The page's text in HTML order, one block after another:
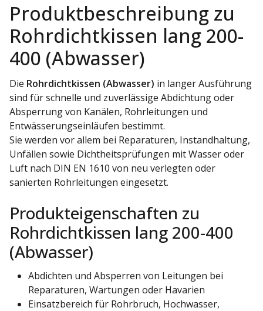
Produktbeschreibung zu
Rohrdichtkissen lang 200-
400 (Abwasser)
Die Rohrdichtkissen (Abwasser) in langer Ausführung
sind für schnelle und zuverlässige Abdichtung oder
Absperrung von Kanälen, Rohrleitungen und
Entwässerungseinläufen bestimmt.
Sie werden vor allem bei Reparaturen, Instandhaltung,
Unfällen sowie Dichtheitsprüfungen mit Wasser oder
Luft nach DIN EN 1610 von neu verlegten oder
sanierten Rohrleitungen eingesetzt.
Produkteigenschaften zu
Rohrdichtkissen lang 200-400
(Abwasser)
Abdichten und Absperren von Leitungen bei
Reparaturen, Wartungen oder Havarien
Einsatzbereich für Rohrbruch, Hochwasser,